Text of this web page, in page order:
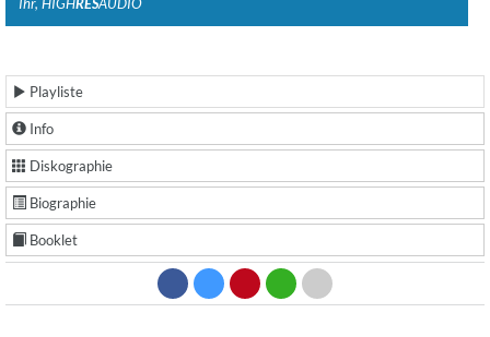
Playliste
Info
Diskographie
Biographie
Booklet